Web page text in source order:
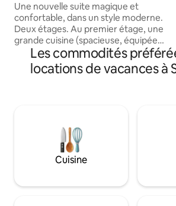
Une nouvelle suite magique et
confortable, dans un style moderne.
Deux étages. Au premier étage, une
grande cuisine (spacieuse, équipée
d'une cuisinière électrique, d'un four,
d'un micro-ondes, d'une bouilloire
électrique, d'une station de café, d'un
avec une vue imprenable sur la mer. Au
deuxième étage, 2 chambres
charmantes avec une vue spectaculaire
sur la mer. À 2 minutes en voiture de la
À côté du site de Neckarot.
Les commodités
locations de vacances à
Cuisine